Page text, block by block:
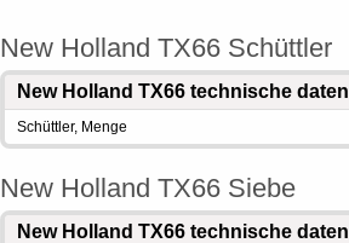
New Holland TX66 Schüttler
New Holland TX66 technische daten
Schüttler, Menge
New Holland TX66 Siebe
New Holland TX66 technische daten